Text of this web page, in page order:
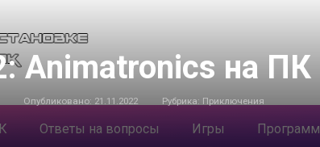
Ответы на вопросы Игры
Animatronics на ПК
Опубликовано: 21.11.2022 Рубрика: Приключения